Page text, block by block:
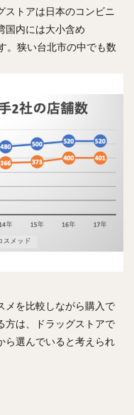
ストアは日本のコンビニ
国内には大小含め
。狭い台北市の中でも数
メを比較しながら購入で
方は、ドラッグストアで
ら選んでいると考えられ